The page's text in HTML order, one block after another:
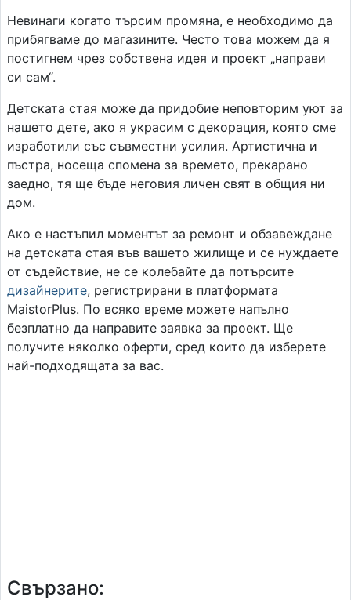
Невинаги когато търсим промяна, е необходимо да
прибягваме до магазините. Често това можем да я
постигнем чрез собствена идея и проект „направи
си сам“.
Детската стая може да придобие неповторим уют за
нашето дете, ако я украсим с декорация, която сме
изработили със съвместни усилия. Артистична и
пъстра, носеща спомена за времето, прекарано
заедно, тя ще бъде неговия личен свят в общия ни
дом.
Ако е настъпил моментът за ремонт и обзавеждане
на детската стая във вашето жилище и се нуждаете
от съдействие, не се колебайте да потърсите
дизайнерите, регистрирани в платформата
MaistorPlus. По всяко време можете напълно
безплатно да направите заявка за проект. Ще
получите няколко оферти, сред които да изберете
най-подходящата за вас.
Свързано: